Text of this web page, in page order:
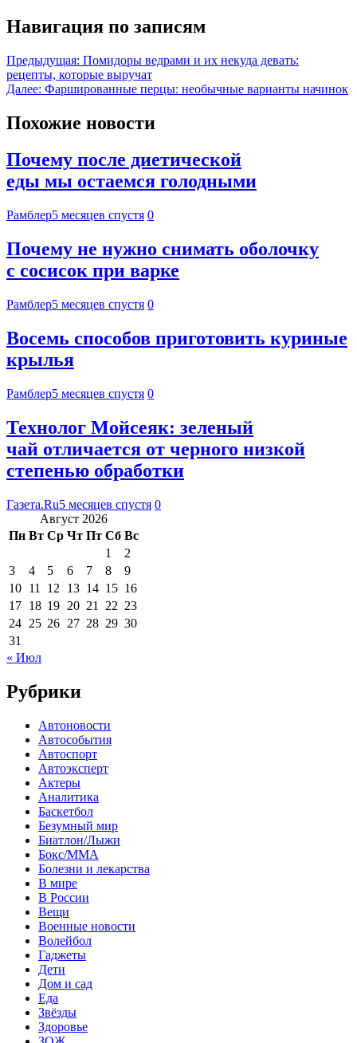
Навигация по записям
Предыдущая: Помидоры ведрами и их некуда девать:
рецепты, которые выручат
Далее: Фаршированные перцы: необычные варианты начинок
Похожие новости
Почему после диетической
еды мы остаемся голодными
Рамблер5 месяцев спустя 0
Почему не нужно снимать оболочку
с сосисок при варке
Рамблер5 месяцев спустя 0
Восемь способов приготовить куриные
крылья
Рамблер5 месяцев спустя 0
Технолог Мойсеяк: зеленый
чай отличается от черного низкой
степенью обработки
Газета.Ru5 месяцев спустя 0
Август 2026
Пн Вт Ср Чт Пт Сб Вс
1
2
3
4 5 6 7 8
9
10 11 12 13 14 15 16
17 18 19 20 21 22 23
24 25 26 27 28 29 30
31
« Июл
Рубрики
Автоновости
Автособытия
Автоспорт
Автоэксперт
Актеры
Аналитика
Баскетбол
Безумный мир
Биатлон/Лыжи
Бокс/MMA
Болезни и лекарства
В мире
В России
Вещи
Военные новости
Волейбол
Гаджеты
Дети
Дом и сад
Еда
Звёзды
Здоровье